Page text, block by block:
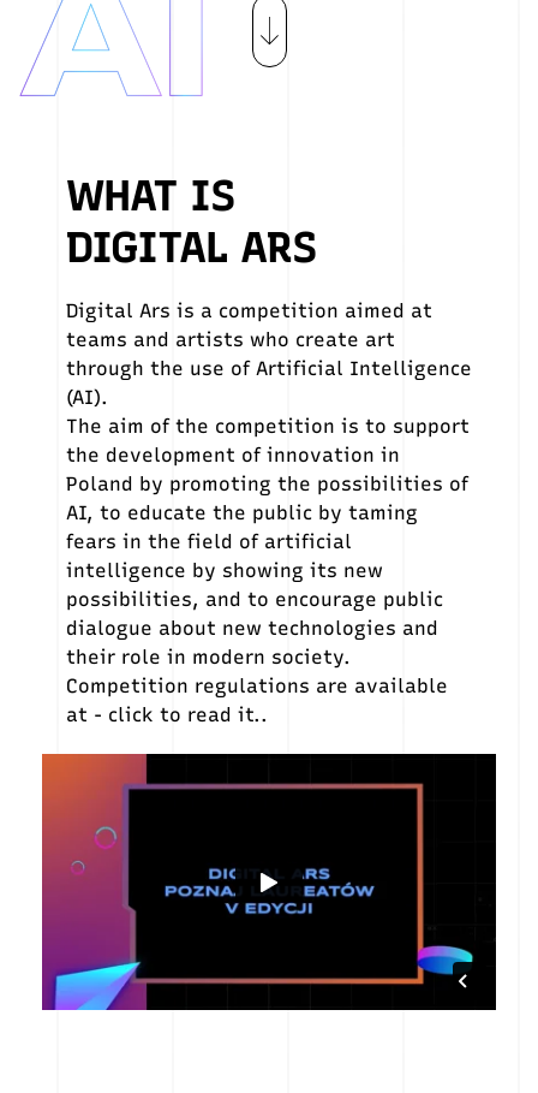
WHAT IS
DIGITAL ARS
Digital Ars is a competition aimed at
teams and artists who create art
through the use of Artificial Intelligence
(AI).
The aim of the competition is to support
the development of innovation in
Poland by promoting the possibilities of
AI, to educate the public by taming
fears in the field of artificial
intelligence by showing its new
possibilities, and to encourage public
dialogue about new technologies and
their role in modern society.
Competition regulations are available
at - click to read it..